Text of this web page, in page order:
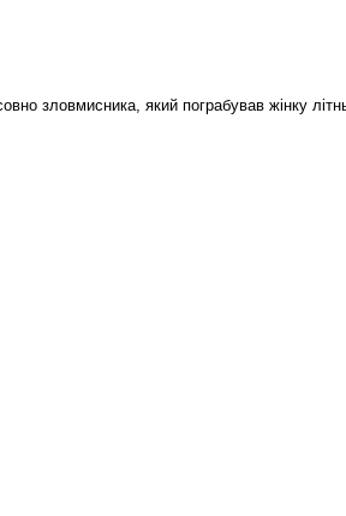
зловмисника, який пограбував жінку